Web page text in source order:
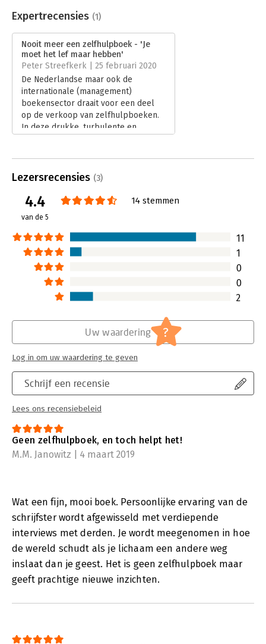
ze haar wereld- en zelfbeeld nog verder bijschaven.
verslag van haar zoektocht. Dominique heeft niet het licht
gezien, is geen beter mens geworden en haar boek wordt niet
aanbevolen door een bekende Nederlander.
Aantal pagina's:
184
Druk:
Verschijningsdatum:
5-2-2019
Hoofdrubriek: Psychologie
Expertrecensies (1)
Nooit meer een zelfhulpboek - 'Je
moet het lef maar hebben'
Peter Streefkerk | 25 februari 2020
De Nederlandse maar ook de
internationale (management)
boekensector draait voor een deel
op de verkoop van zelfhulpboeken.
In deze drukke, turbulente en
geloof of iets anders.
Lezersrecensies (3)
4.4
van de 5
14 stemmen
11
1
0
0
2
Schrijf een recensie
Lees ons recensiebeleid
Uw waardering ?
Log in om uw waardering te geven
Geen zelfhulpboek, en toch helpt het!
M.M. Janowitz | 4 maart 2019
Wat een fijn, mooi boek. Persoonlijke ervaring van de
schrijfster wordt afgewisseld met verdiepende
interviews met derden. Je wordt meegenomen in hoe
de wereld schudt als je lichaam een andere weg
inslaat dan je geest. Het is geen zelfhulpboek maar
geeft prachtige nieuwe inzichten.